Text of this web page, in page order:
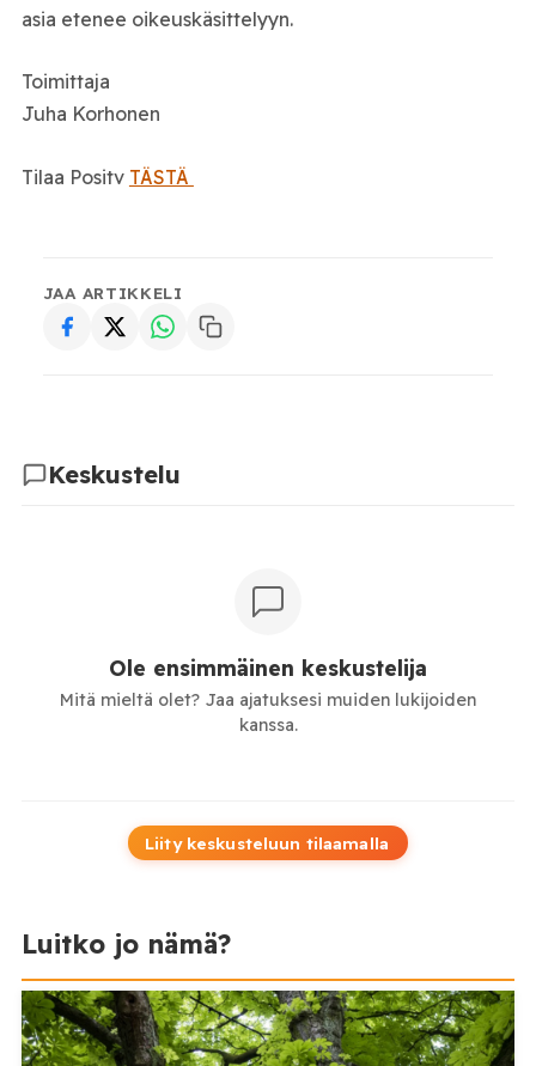
asia etenee oikeuskäsittelyyn.
Toimittaja
Juha Korhonen
Tilaa Positv TÄSTÄ
JAA ARTIKKELI
Keskustelu
Ole ensimmäinen keskustelija
Mitä mieltä olet? Jaa ajatuksesi muiden lukijoiden
kanssa.
Liity keskusteluun tilaamalla
Luitko jo nämä?